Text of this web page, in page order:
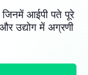
आईपी पते पूरे
उद्योग में अग्रणी